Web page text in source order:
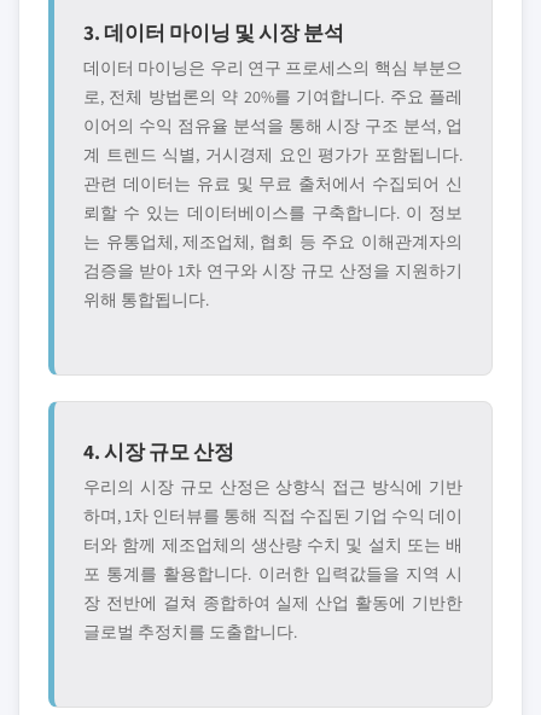
3. 데이터 마이닝 및 시장 분석
데이터 마이닝은 우리 연구 프로세스의 핵심 부분으
로, 전체 방법론의 약 20%를 기여합니다. 주요 플레
이어의 수익 점유율 분석을 통해 시장 구조 분석, 업
계 트렌드 식별, 거시경제 요인 평가가 포함됩니다.
관련 데이터는 유료 및 무료 출처에서 수집되어 신
뢰할 수 있는 데이터베이스를 구축합니다. 이 정보
는 유통업체, 제조업체, 협회 등 주요 이해관계자의
검증을 받아 1차 연구와 시장 규모 산정을 지원하기
위해 통합됩니다.
4. 시장 규모 산정
우리의 시장 규모 산정은 상향식 접근 방식에 기반
하며, 1차 인터뷰를 통해 직접 수집된 기업 수익 데이
터와 함께 제조업체의 생산량 수치 및 설치 또는 배
포 통계를 활용합니다. 이러한 입력값들을 지역 시
장 전반에 걸쳐 종합하여 실제 산업 활동에 기반한
글로벌 추정치를 도출합니다.